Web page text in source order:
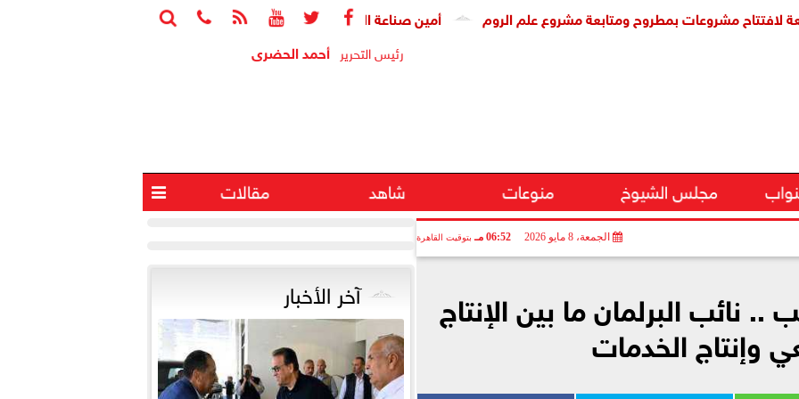






أمين صناعة النواب: مشروع قانون تنظيم وسائل التواصل يواجه التزييف العميق ويحمي بمطروح ومتابعة مشروع علم الروم
رئيس التحرير أحمد الحضرى
مجلس الشيوخ منوعات شاهد مقالات 
الجمعة، 8 مايو 2026 06:52 مـ بتوقيت القاهرة
البرلمان ما بين الإنتاج
وإنتاج الخدمات
آخر الأخبار